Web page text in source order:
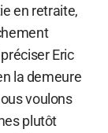
en retraite,
Eric
la demeure
voulons
plutôt